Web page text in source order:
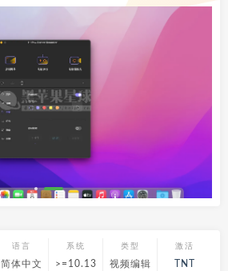
语言
简体中文
系统
>=10.13
类型
视频编辑
激活
TNT